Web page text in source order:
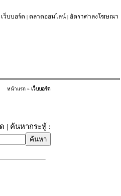
เว็บบอร์ด | ตลาดออนไลน์ | อัตราค่าลงโฆษณา
หน้าแรก » เว็บบอร์ด
| ค้นหากระทู้ :